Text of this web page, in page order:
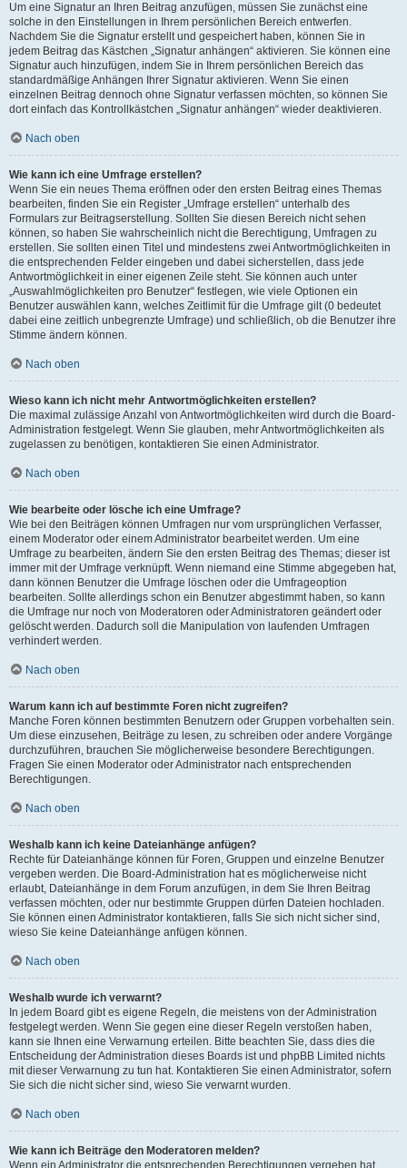
Um eine Signatur an Ihren Beitrag anzufügen, müssen Sie zunächst eine
solche in den Einstellungen in Ihrem persönlichen Bereich entwerfen.
Nachdem Sie die Signatur erstellt und gespeichert haben, können Sie in
jedem Beitrag das Kästchen „Signatur anhängen“ aktivieren. Sie können eine
Signatur auch hinzufügen, indem Sie in Ihrem persönlichen Bereich das
standardmäßige Anhängen Ihrer Signatur aktivieren. Wenn Sie einen
einzelnen Beitrag dennoch ohne Signatur verfassen möchten, so können Sie
dort einfach das Kontrollkästchen „Signatur anhängen“ wieder deaktivieren.
Nach oben
Wie kann ich eine Umfrage erstellen?
Wenn Sie ein neues Thema eröffnen oder den ersten Beitrag eines Themas
bearbeiten, finden Sie ein Register „Umfrage erstellen“ unterhalb des
Formulars zur Beitragserstellung. Sollten Sie diesen Bereich nicht sehen
können, so haben Sie wahrscheinlich nicht die Berechtigung, Umfragen zu
erstellen. Sie sollten einen Titel und mindestens zwei Antwortmöglichkeiten in
die entsprechenden Felder eingeben und dabei sicherstellen, dass jede
Antwortmöglichkeit in einer eigenen Zeile steht. Sie können auch unter
„Auswahlmöglichkeiten pro Benutzer“ festlegen, wie viele Optionen ein
Benutzer auswählen kann, welches Zeitlimit für die Umfrage gilt (0 bedeutet
dabei eine zeitlich unbegrenzte Umfrage) und schließlich, ob die Benutzer ihre
Stimme ändern können.
Nach oben
Wieso kann ich nicht mehr Antwortmöglichkeiten erstellen?
Die maximal zulässige Anzahl von Antwortmöglichkeiten wird durch die Board-
Administration festgelegt. Wenn Sie glauben, mehr Antwortmöglichkeiten als
zugelassen zu benötigen, kontaktieren Sie einen Administrator.
Nach oben
Wie bearbeite oder lösche ich eine Umfrage?
Wie bei den Beiträgen können Umfragen nur vom ursprünglichen Verfasser,
einem Moderator oder einem Administrator bearbeitet werden. Um eine
Umfrage zu bearbeiten, ändern Sie den ersten Beitrag des Themas; dieser ist
immer mit der Umfrage verknüpft. Wenn niemand eine Stimme abgegeben hat,
dann können Benutzer die Umfrage löschen oder die Umfrageoption
bearbeiten. Sollte allerdings schon ein Benutzer abgestimmt haben, so kann
die Umfrage nur noch von Moderatoren oder Administratoren geändert oder
gelöscht werden. Dadurch soll die Manipulation von laufenden Umfragen
verhindert werden.
Nach oben
Warum kann ich auf bestimmte Foren nicht zugreifen?
Manche Foren können bestimmten Benutzern oder Gruppen vorbehalten sein.
Um diese einzusehen, Beiträge zu lesen, zu schreiben oder andere Vorgänge
durchzuführen, brauchen Sie möglicherweise besondere Berechtigungen.
Fragen Sie einen Moderator oder Administrator nach entsprechenden
Berechtigungen.
Nach oben
Weshalb kann ich keine Dateianhänge anfügen?
Rechte für Dateianhänge können für Foren, Gruppen und einzelne Benutzer
vergeben werden. Die Board-Administration hat es möglicherweise nicht
erlaubt, Dateianhänge in dem Forum anzufügen, in dem Sie Ihren Beitrag
verfassen möchten, oder nur bestimmte Gruppen dürfen Dateien hochladen.
Sie können einen Administrator kontaktieren, falls Sie sich nicht sicher sind,
wieso Sie keine Dateianhänge anfügen können.
Nach oben
Weshalb wurde ich verwarnt?
In jedem Board gibt es eigene Regeln, die meistens von der Administration
festgelegt werden. Wenn Sie gegen eine dieser Regeln verstoßen haben,
kann sie Ihnen eine Verwarnung erteilen. Bitte beachten Sie, dass dies die
Entscheidung der Administration dieses Boards ist und phpBB Limited nichts
mit dieser Verwarnung zu tun hat. Kontaktieren Sie einen Administrator, sofern
Sie sich die nicht sicher sind, wieso Sie verwarnt wurden.
Nach oben
Wie kann ich Beiträge den Moderatoren melden?
Wenn ein Administrator die entsprechenden Berechtigungen vergeben hat,